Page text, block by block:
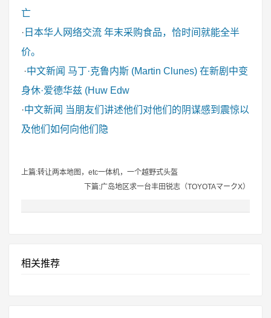
亡
· 日本华人网络交流 年末采购食品，恰时间就能全半
价。
·中文新闻 马丁·克鲁内斯 (Martin Clunes) 在新剧中变
身休·爱德华兹 (Huw Edw
·中文新闻 当朋友们讲述他们对他们的阴谋感到震惊以
及他们如何向他们隐
上篇:转让两本地图，etc一体机，一个越野式头盔
下篇:广岛地区求一台丰田锐志（TOYOTAマークX）
相关推荐